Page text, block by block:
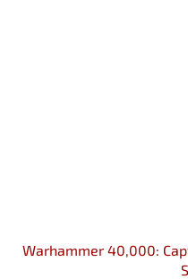
Warhammer 40,000: